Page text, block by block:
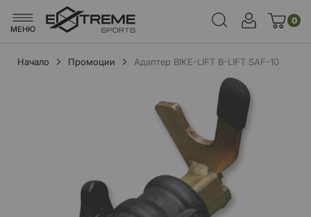
МЕНЮ
0
Начало Промоции
Адаптер BIKE-LIFT B-LIFT SAF-10